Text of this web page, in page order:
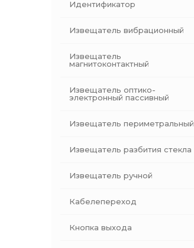
Идентификатор
Извещатель вибрационный
Извещатель
магнитоконтактный
Извещатель оптико-
электронный пассивный
Извещатель периметральный
Извещатель разбития стекла
Извещатель ручной
Кабелепереход
Кнопка выхода